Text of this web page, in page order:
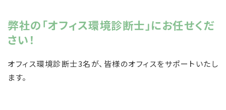
弊社の「オフィス環境診断士」にお任せくだ
さい！
オフィス環境診断士3名が、皆様のオフィスをサポートいたし
ます。